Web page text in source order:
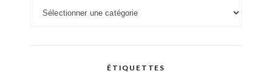
ÉTIQUETTES